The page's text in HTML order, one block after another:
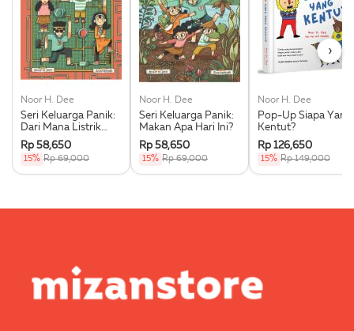
Noor H. Dee
Seri Keluarga Panik:
Dari Mana Listrik
Berasal?
Rp 58,650
15% Rp 69,000
Noor H. Dee
Seri Keluarga Panik:
Makan Apa Hari Ini?
Rp 58,650
15% Rp 69,000
Noor H. Dee
Pop-Up Siapa Yang
Kentut?
Rp 126,650
15% Rp 149,000
›